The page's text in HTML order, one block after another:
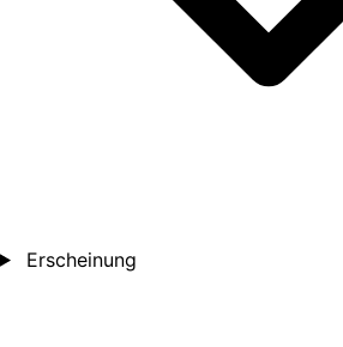
Erscheinung